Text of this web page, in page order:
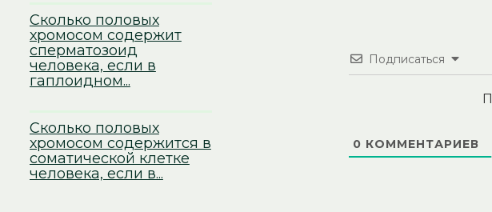
Подписаться
0 КОММЕНТАРИЕВ
Сколько половых
хромосом содержит
сперматозоид
человека, если в
гаплоидном...
Сколько половых
хромосом содержится в
соматической клетке
человека, если в...